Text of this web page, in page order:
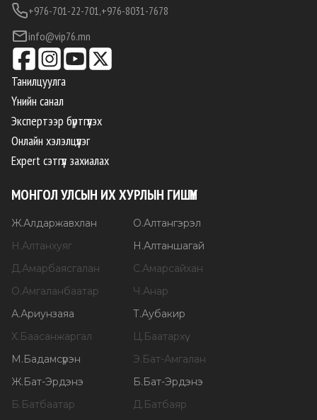
+976-701-22-701,+976-8031-7678
info@vip76.mn
Танилцуулга
Үнийн санал
Экспертээр бүртгүүлэх
Онлайн хэлэлцүүлэг
Expert сэтгүүл захиалах
МОНГОЛ УЛСЫН ИХ ХУРЛЫН ГИШҮҮН
Ж.Алдаржавхлан О.Алтангэрэл
Н .Алтанхуяг Н .Алтаншагай
Д.Амарбаясгалан С.Амарсайхан
О.Амгаланбаатар Ч .Анар
А.Ариунзаяа Т.Аубакир
Х. Баасанжаргал Ц. Баатархүү
М . Бадамсүрэн Э. Бат-Амгалан
Ж. Бат-Эрдэнэ Б. Бат-Эрдэнэ
Б. Батбаатар Д. Батбаяр